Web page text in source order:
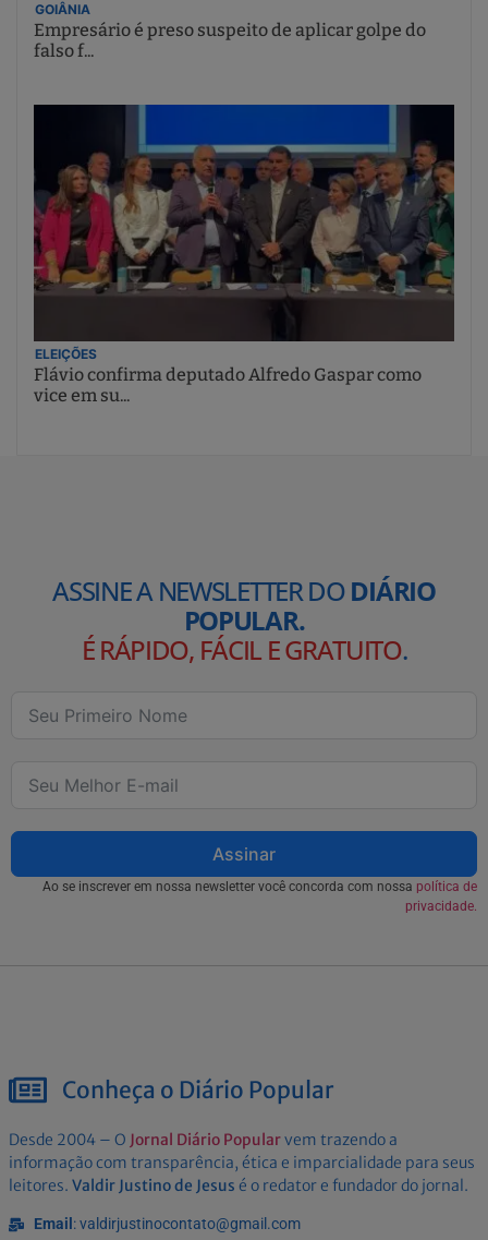
GOIÂNIA
Empresário é preso suspeito de aplicar golpe do
falso f...
ELEIÇÕES
Flávio confirma deputado Alfredo Gaspar como
vice em su...
ASSINE A NEWSLETTER DODIÁRIO
POPULAR.
É RÁPIDO, FÁCIL E GRATUITO.
Assinar
Ao se inscrever em nossa newsletter você concorda com nossa política de
privacidade.
Conheça o Diário Popular
Desde 2004 – O Jornal Diário Popularvem trazendo a
informação com transparência, ética e imparcialidade para seus
leitores. Valdir Justino de Jesus é o redator e fundador do jornal.
Email : valdirjustinocontato@gmail.com